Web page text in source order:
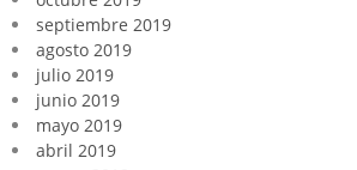
septiembre 2019
agosto 2019
julio 2019
junio 2019
mayo 2019
abril 2019